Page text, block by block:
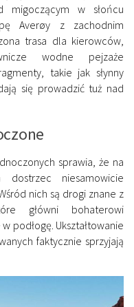
migoczącym w słońcu
Averøy z zachodnim
trasa dla kierowców,
wodne pejzaże
takie jak słynny
się prowadzić tuż nad
sprawia, że na
niesamowicie
nich są drogi znane z
główni bohaterowi
podłogę. Ukształtowanie
faktycznie sprzyjają